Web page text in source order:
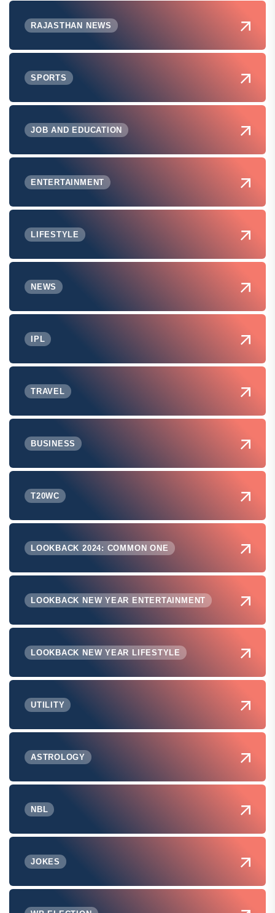
RAJASTHAN NEWS
SPORTS
JOB AND EDUCATION
ENTERTAINMENT
LIFESTYLE
NEWS
IPL
TRAVEL
BUSINESS
T20WC
LOOKBACK 2024: COMMON ONE
LOOKBACK NEW YEAR ENTERTAINMENT
LOOKBACK NEW YEAR LIFESTYLE
UTILITY
ASTROLOGY
NBL
JOKES